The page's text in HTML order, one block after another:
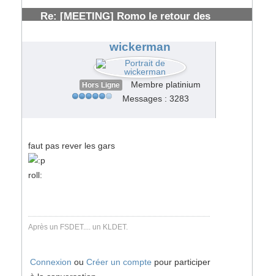
Re: [MEETING] Romo le retour des
wickerman
Hors Ligne
Membre platinium
Messages : 3283
faut pas rever les gars
roll:
Après un FSDET.... un KLDET.
Connexion ou Créer un compte pour participer